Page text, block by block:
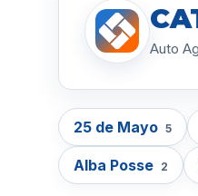
Auto
25 de Mayo 5
Alba Posse 2